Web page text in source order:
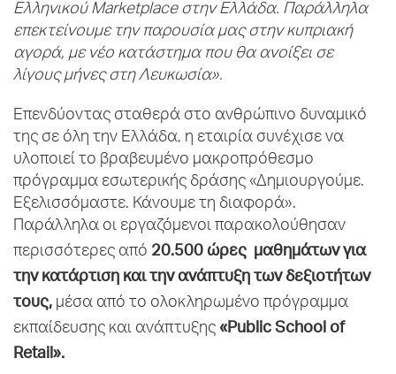
Ελληνικού Marketplace στην Ελλάδα. Παράλληλα
επεκτείνουμε την παρουσία μας στην κυπριακή
αγορά, με νέο κατάστημα που θα ανοίξει σε
λίγους μήνες στη Λευκωσία».
Επενδύοντας σταθερά στο ανθρώπινο δυναμικό
της σε όλη την Ελλάδα, η εταιρία συνέχισε να
υλοποιεί το βραβευμένο μακροπρόθεσμο
πρόγραμμα εσωτερικής δράσης «Δημιουργούμε.
Εξελισσόμαστε. Κάνουμε τη διαφορά».
Παράλληλα οι εργαζόμενοι παρακολούθησαν
περισσότερες από 20.500 ώρες μαθημάτων για
την κατάρτιση και την ανάπτυξη των δεξιοτήτων
τους, μέσα από το ολοκληρωμένο πρόγραμμα
εκπαίδευσης και ανάπτυξης «PublicSchool of
Retail».